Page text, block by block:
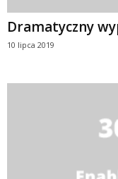
Dramatyczny
10 lipca 2019